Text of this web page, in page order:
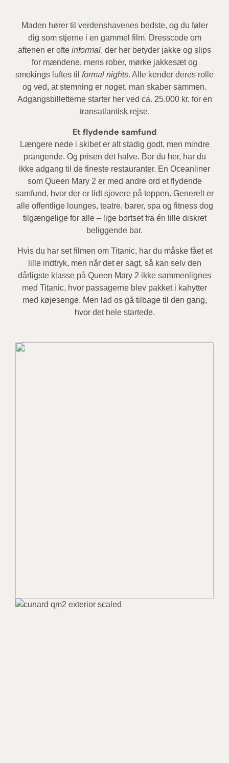
Maden hører til verdenshavenes bedste, og du føler
dig som stjerne i en gammel film. Dresscode om
aftenen er ofte informal, der her betyder jakke og slips
for mændene, mens rober, mørke jakkesæt og
smokings luftes til formal nights. Alle kender deres rolle
og ved, at stemning er noget, man skaber sammen.
Adgangsbilletterne starter her ved ca. 25.000 kr. for en
transatlantisk rejse.
Et flydende samfund
Længere nede i skibet er alt stadig godt, men mindre
prangende. Og prisen det halve. Bor du her, har du
ikke adgang til de fineste restauranter. En Oceanliner
som Queen Mary 2 er med andre ord et flydende
samfund, hvor der er lidt sjovere på toppen. Generelt er
alle offentlige lounges, teatre, barer, spa og fitness dog
tilgængelige for alle – lige bortset fra én lille diskret
beliggende bar.
Hvis du har set filmen om Titanic, har du måske fået et
lille indtryk, men når det er sagt, så kan selv den
dårligste klasse på Queen Mary 2 ikke sammenlignes
med Titanic, hvor passagerne blev pakket i kahytter
med køjesenge. Men lad os gå tilbage til den gang,
hvor det hele startede.